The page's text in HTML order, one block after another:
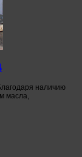
наличию
масла,